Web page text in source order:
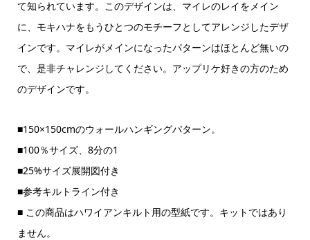
て知られています。このデザインは、マイレのレイをメイン
に、モキハナをもうひとつのモチーフとしてアレンジしたデザ
インです。マイレがメインになったパターンはほとんど無いの
で、是非チャレンジしてください。アップリケ好きの方のため
のデザインです。
■150×150cmのウォールハンギングパターン。
■100％サイズ、8分の1
■25%サイズ展開図付き
■参考キルトライン付き
■ この商品はハワイアンキルト用の型紙です。キットではあり
ません。